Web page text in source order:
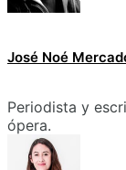
José Noé
Periodista y
ópera.